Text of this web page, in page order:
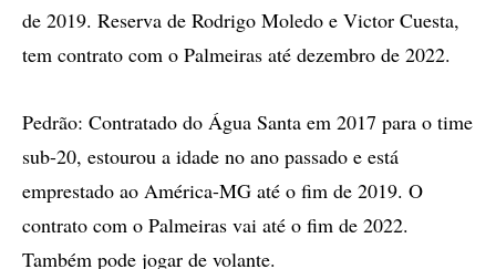
de 2019. Reserva de Rodrigo Moledo e Victor Cuesta,
tem contrato com o Palmeiras até dezembro de 2022.
Pedrão: Contratado do Água Santa em 2017 para o time
sub-20, estourou a idade no ano passado e está
emprestado ao América-MG até o fim de 2019. O
contrato com o Palmeiras vai até o fim de 2022.
Também pode jogar de volante.